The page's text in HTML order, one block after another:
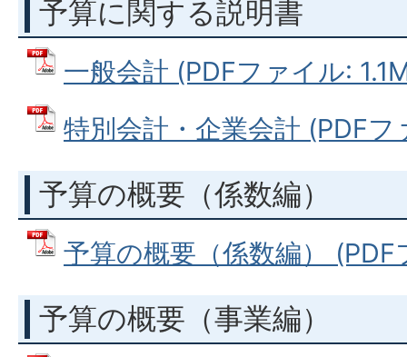
予算に関する説明書
一般会計 (PDFファイル:
特別会計・企業会計 (PDF
予算の概要（係数編）
予算の概要（係数編）
予算の概要（事業編）